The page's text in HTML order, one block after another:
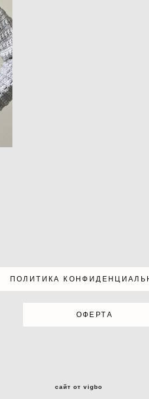
ПОЛИТИКА
ОФЕРТА
сайт от vigbo